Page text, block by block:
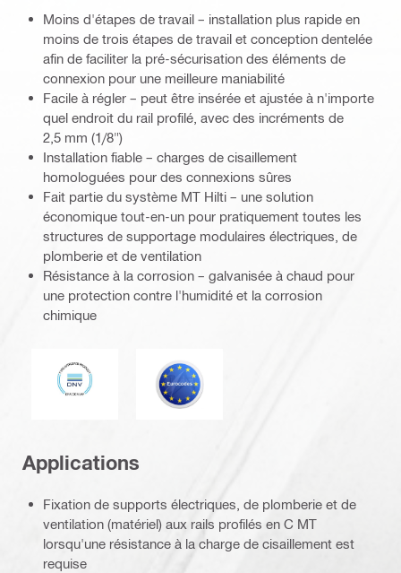
Moins d'étapes de travail – installation plus rapide en
moins de trois étapes de travail et conception dentelée
afin de faciliter la pré-sécurisation des éléments de
connexion pour une meilleure maniabilité
Facile à régler – peut être insérée et ajustée à n'importe
quel endroit du rail profilé, avec des incréments de
2,5 mm (1/8")
Installation fiable – charges de cisaillement
homologuées pour des connexions sûres
Fait partie du système MT Hilti – une solution
économique tout-en-un pour pratiquement toutes les
structures de supportage modulaires électriques, de
plomberie et de ventilation
Résistance à la corrosion – galvanisée à chaud pour
une protection contre l'humidité et la corrosion
chimique
DNV Eurocode
Applications
Fixation de supports électriques, de plomberie et de
ventilation (matériel) aux rails profilés en C MT
lorsqu'une résistance à la charge de cisaillement est
requise